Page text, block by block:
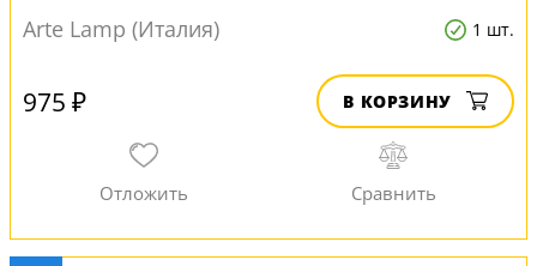
Arte Lamp (Италия)
1 шт.
975 ₽ В КОРЗИНУ